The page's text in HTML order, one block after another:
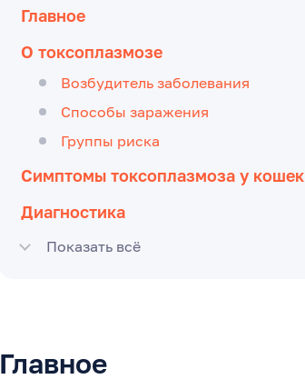
Главное
О токсоплазмозе
Возбудитель заболевания
Способы заражения
Группы риска
Симптомы токсоплазмоза у кошек
Диагностика
Показать всё
Главное